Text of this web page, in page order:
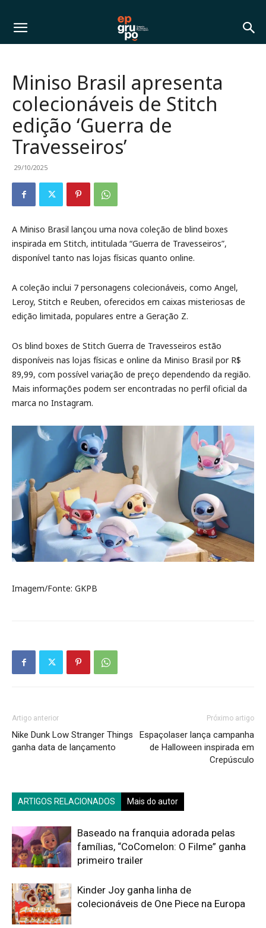
Miniso Brasil apresenta
colecionáveis de Stitch
edição ‘Guerra de
Travesseiros’
29/10/2025
A Miniso Brasil lançou uma nova coleção de blind boxes
inspirada em Stitch, intitulada “Guerra de Travesseiros”,
disponível tanto nas lojas físicas quanto online.
A coleção inclui 7 personagens colecionáveis, como Angel,
Leroy, Stitch e Reuben, oferecidos em caixas misteriosas de
edição limitada, populares entre a Geração Z.
Os blind boxes de Stitch Guerra de Travesseiros estão
disponíveis nas lojas físicas e online da Miniso Brasil por R$
89,99, com possível variação de preço dependendo da região.
Mais informações podem ser encontradas no perfil oficial da
marca no Instagram.
Imagem/Fonte: GKPB
Artigo anterior
Nike Dunk Low Stranger Things
ganha data de lançamento
Próximo artigo
Espaçolaser lança campanha
de Halloween inspirada em
Crepúsculo
ARTIGOS RELACIONADOS Mais do autor
Baseado na franquia adorada pelas
famílias, “CoComelon: O Filme” ganha
primeiro trailer
Kinder Joy ganha linha de
colecionáveis de One Piece na Europa